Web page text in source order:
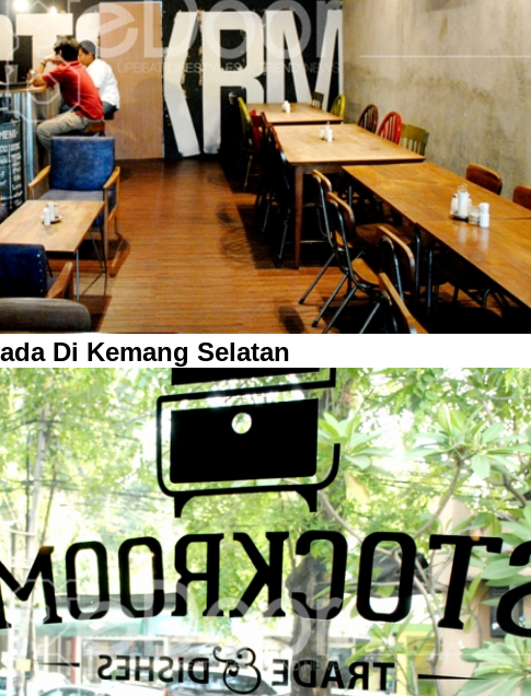
Di Kemang Selatan